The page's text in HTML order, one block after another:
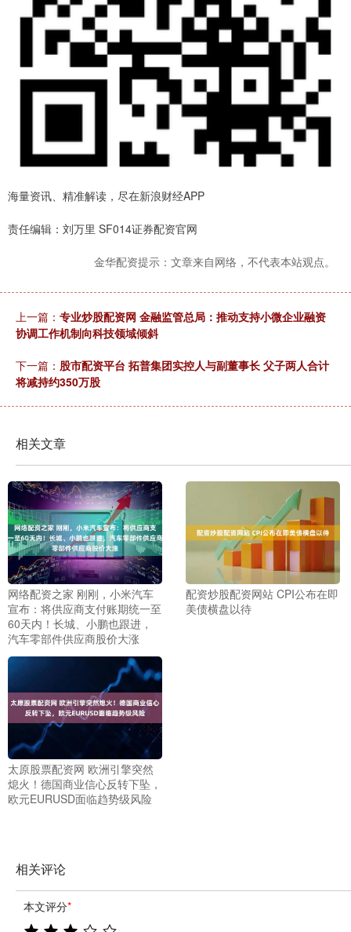
海量资讯、精准解读，尽在新浪财经APP
责任编辑：刘万里 SF014证券配资官网
金华配资提示：文章来自网络，不代表本站观点。
上一篇： 专业炒股配资网 金融监管总局：推动支持小微企业融资
协调工作机制向科技领域倾斜
下一篇： 股市配资平台 拓普集团实控人与副董事长 父子两人合计
将减持约350万股
相关文章
网络配资之家 刚刚，小米汽车
宣布：将供应商支付账期统一至
60天内！长城、小鹏也跟进，
汽车零部件供应商股价大涨
配资炒股配资网站 CPI公布在即
美债横盘以待
太原股票配资网 欧洲引擎突然
熄火！德国商业信心反转下坠，
欧元EURUSD面临趋势级风险
相关评论
本文评分*